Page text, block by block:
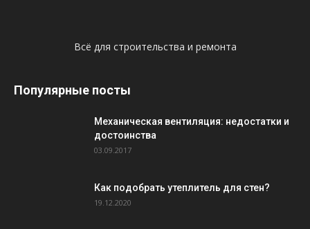
Всё для строительства и ремонта
Популярные посты
Механическая вентиляция: недостатки и
достоинства
03.09.2017
Как подобрать утеплитель для стен?
19.12.2020